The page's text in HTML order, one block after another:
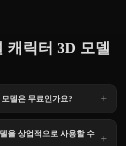
캐릭터 3D 모델
델은 무료인가요?
을 상업적으로 사용할 수